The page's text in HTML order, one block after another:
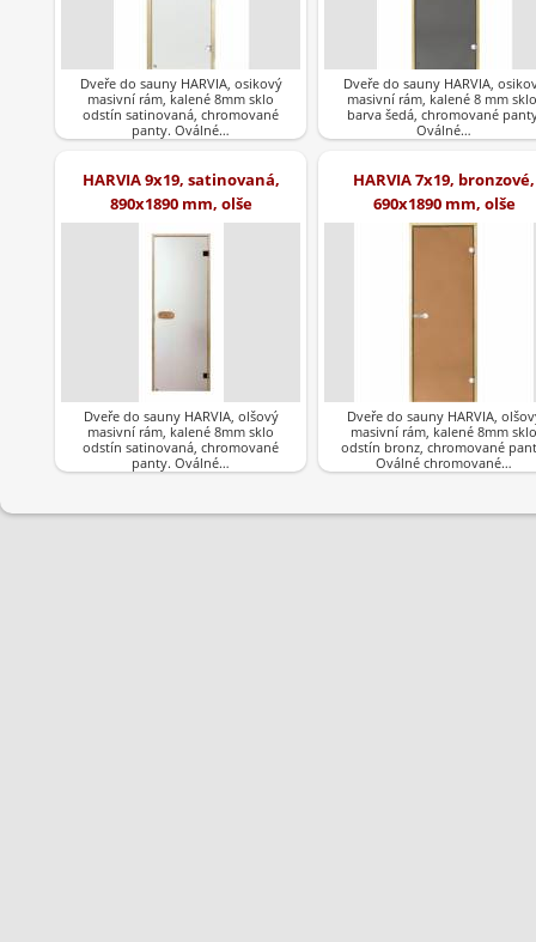
Dveře do sauny HARVIA, osikový
masivní rám, kalené 8mm sklo
odstín satinovaná, chromované
panty. Oválné…
Dveře do sauny HARVIA,
masivní rám, kalené 8 mm
barva šedá, chromované
Oválné…
HARVIA 9x19, satinovaná,
890x1890 mm, olše
Dveře do sauny HARVIA, olšový
masivní rám, kalené 8mm sklo
odstín satinovaná, chromované
panty. Oválné…
HARVIA 7x19, bronzové,
690x1890 mm, olše
Dveře do sauny HARVIA,
masivní rám, kalené 8mm sklo
odstín bronz, chromované
Oválné chromované…